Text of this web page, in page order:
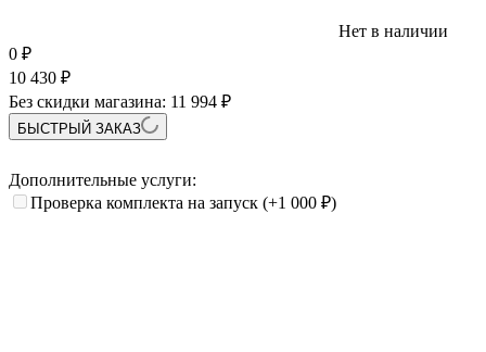
Нет в наличии
0 ₽
10 430 ₽
Без скидки магазина: 11 994 ₽
БЫСТРЫЙ ЗАКАЗ
Дополнительные услуги:
Проверка комплекта на запуск (+1 000 ₽)